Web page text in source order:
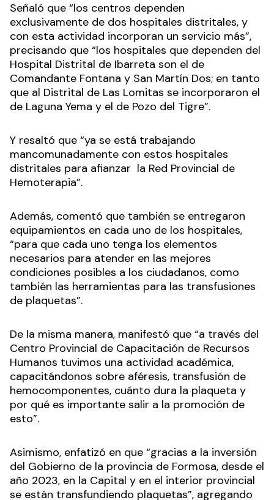
Señaló que “los centros dependen
exclusivamente de dos hospitales distritales, y
con esta actividad incorporan un servicio más”,
precisando que “los hospitales que dependen del
Hospital Distrital de Ibarreta son el de
Comandante Fontana y San Martín Dos; en tanto
que al Distrital de Las Lomitas se incorporaron el
de Laguna Yema y el de Pozo del Tigre”.
Y resaltó que “ya se está trabajando
mancomunadamente con estos hospitales
distritales para afianzar la Red Provincial de
Hemoterapia”.
Además, comentó que también se entregaron
equipamientos en cada uno de los hospitales,
“para que cada uno tenga los elementos
necesarios para atender en las mejores
condiciones posibles a los ciudadanos, como
también las herramientas para las transfusiones
de plaquetas”.
De la misma manera, manifestó que “a través del
Centro Provincial de Capacitación de Recursos
Humanos tuvimos una actividad académica,
capacitándonos sobre aféresis, transfusión de
hemocomponentes, cuánto dura la plaqueta y
por qué es importante salir a la promoción de
esto”.
Asimismo, enfatizó en que “gracias a la inversión
del Gobierno de la provincia de Formosa, desde el
año 2023, en la Capital y en el interior provincial
se están transfundiendo plaquetas”, agregando